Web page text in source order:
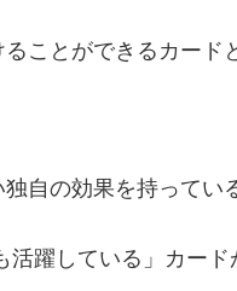
ことができるカード
自の効果を持ってい
活躍している」カード